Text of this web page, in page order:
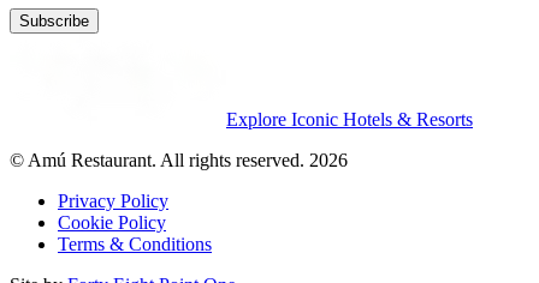
Subscribe
Explore Iconic Hotels & Resorts
© Amú Restaurant. All rights reserved. 2026
Privacy Policy
Cookie Policy
Terms & Conditions